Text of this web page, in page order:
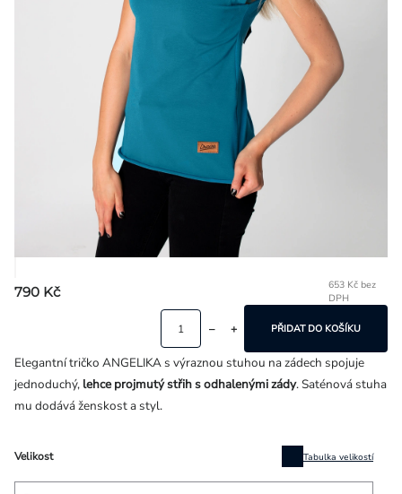
790 Kč
653 Kč bez
DPH
Velikost Tabulka velikostí
PŘIDAT DO KOŠÍKU
Elegantní tričko ANGELIKA s výraznou stuhou na zádech spojuje
jednoduchý, lehce projmutý střih s odhalenými zády. Saténová stuha
mu dodává ženskost a styl.